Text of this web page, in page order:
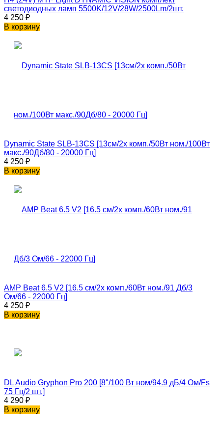
светодиодных ламп 5500K/12V/28W/2500Lm/2шт.
4 250 ₽
В корзину
Dynamic State SLB-13CS [13см/2х комп./50Вт ном./100Вт
макс./90Дб/80 - 20000 Гц]
4 250 ₽
В корзину
AMP Beat 6.5 V2 [16.5 см/2х комп./60Вт ном./91 Дб/3
Ом/66 - 22000 Гц]
4 250 ₽
В корзину
DL Audio Gryphon Pro 200 [8"/100 Вт ном/94.9 дБ/4 Ом/Fs
75 Гц/2 шт.]
4 290 ₽
В корзину